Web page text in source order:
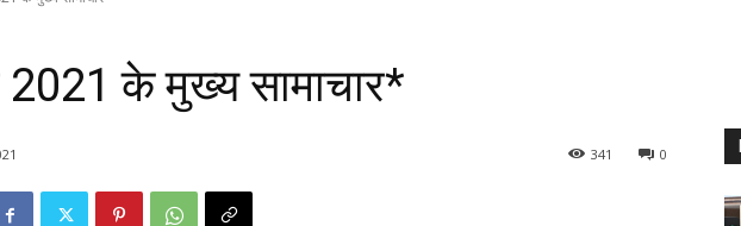
के मुख्य सामाचार*
0
341